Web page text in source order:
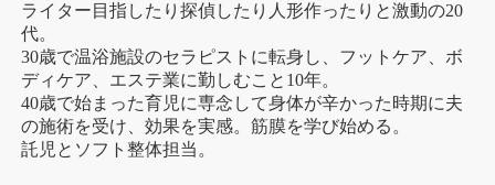
ライター目指したり探偵したり人形作ったりと激動の20
代。
30歳で温浴施設のセラピストに転身し、フットケア、ボ
ディケア、エステ業に勤しむこと10年。
40歳で始まった育児に専念して身体が辛かった時期に夫
の施術を受け、効果を実感。筋膜を学び始める。
託児とソフト整体担当。